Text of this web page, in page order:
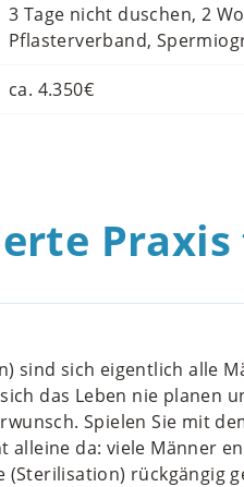
3 Tage nicht duschen, 2
Pflasterverband,
ca. 4.350€
sind sich eigentlich alle
das Leben nie planen
Spielen Sie mit
alleine da: viele Männer
rückgängig